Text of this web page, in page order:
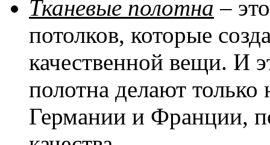
Тканевые полотна –
потолков, которые
качественной вещи. И
полотна делают
Германии и Франции,